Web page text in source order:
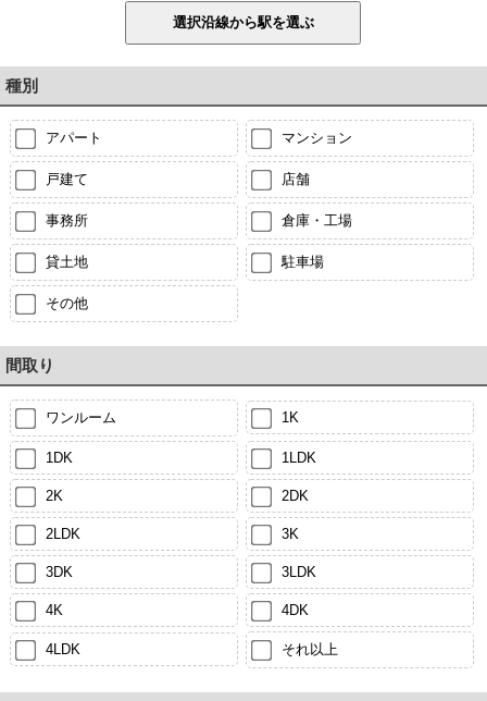
種別
アパート マンション
戸建て 店舗
事務所 倉庫・工場
貸土地 駐車場
その他
間取り
ワンルーム 1K
1DK 1LDK
2K 2DK
2LDK 3K
3DK 3LDK
4K 4DK
4LDK それ以上